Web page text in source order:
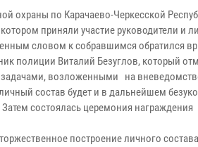
охраны по Карачаево-Черкесской
приняли участие руководители и
словом к собравшимся обратился
полиции Виталий Безуглов, который
задачами, возложенными на
состав будет и в дальнейшем
состоялась церемония награждения
построение личного